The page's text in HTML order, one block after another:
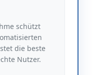
schützt
die beste
Nutzer.